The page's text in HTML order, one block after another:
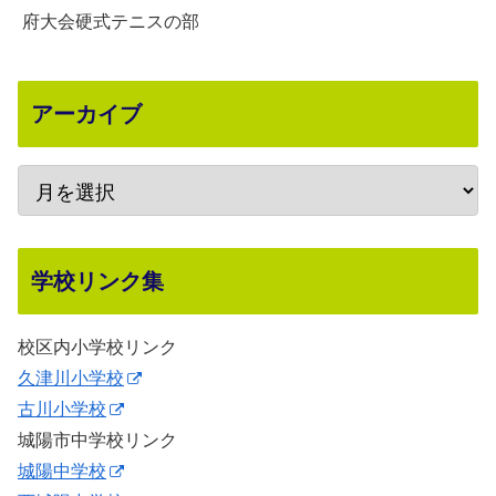
府大会硬式テニスの部
アーカイブ
学校リンク集
校区内小学校リンク
久津川小学校
古川小学校
城陽市中学校リンク
城陽中学校